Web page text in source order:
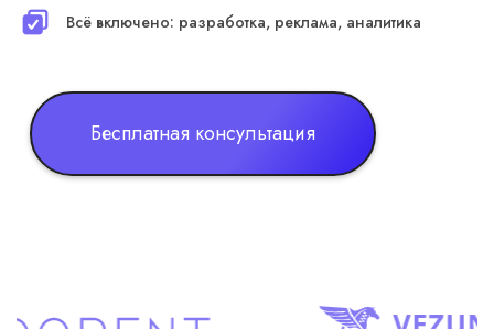
Всё включено: разработка, реклама, аналитика
Бесплатная консультация